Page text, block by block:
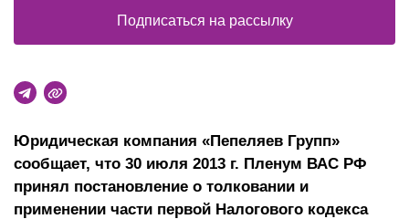
Юридическая компания «Пепеляев Групп»
сообщает, что 30 июля 2013 г. Пленум ВАС РФ
принял постановление о толковании и
применении части первой Налогового кодекса
Подписаться на рассылку